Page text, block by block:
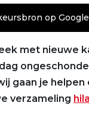
op Google
met nieuwe
gaan je
verzameling